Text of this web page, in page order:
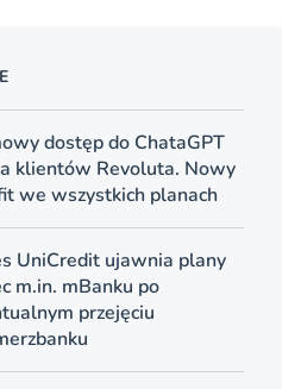
dostęp do ChataGPT
klientów Revoluta. Nowy
we wszystkich planach
UniCredit ujawnia plany
m.in. mBanku po
przejęciu